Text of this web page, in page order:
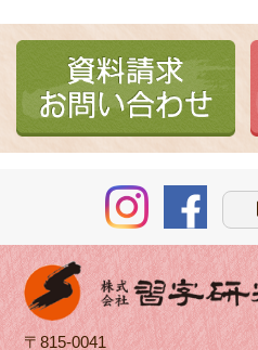
〒815-0041